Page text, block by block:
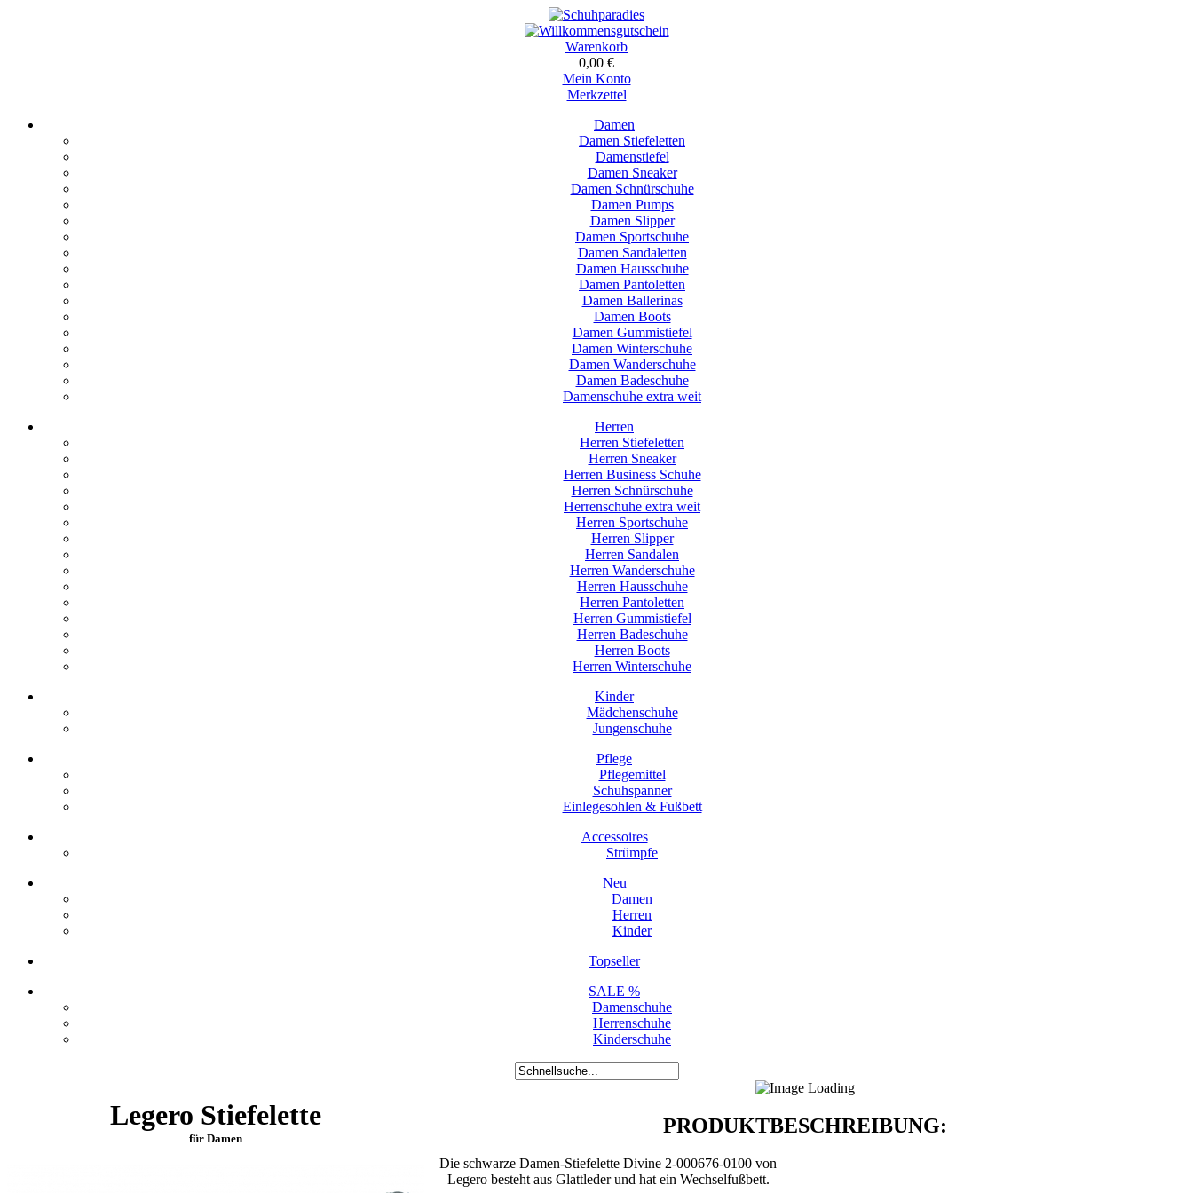
Warenkorb
0,00 €
Mein Konto
Merkzettel
Damen
Damen Stiefeletten
Damenstiefel
Damen Sneaker
Damen Schnürschuhe
Damen Pumps
Damen Slipper
Damen Sportschuhe
Damen Sandaletten
Damen Hausschuhe
Damen Pantoletten
Damen Ballerinas
Damen Boots
Damen Gummistiefel
Damen Winterschuhe
Damen Wanderschuhe
Damen Badeschuhe
Damenschuhe extra weit
Herren
Herren Stiefeletten
Herren Sneaker
Herren Business Schuhe
Herren Schnürschuhe
Herrenschuhe extra weit
Herren Sportschuhe
Herren Slipper
Herren Sandalen
Herren Wanderschuhe
Herren Hausschuhe
Herren Pantoletten
Herren Gummistiefel
Herren Badeschuhe
Herren Boots
Herren Winterschuhe
Kinder
Mädchenschuhe
Jungenschuhe
Pflege
Pflegemittel
Schuhspanner
Einlegesohlen & Fußbett
Accessoires
Strümpfe
Neu
Damen
Herren
Kinder
Topseller
SALE %
Damenschuhe
Herrenschuhe
Kinderschuhe
Legero Stiefelette
für Damen
PRODUKTBESCHREIBUNG:
Die schwarze Damen-Stiefelette Divine 2-000676-0100 von
Legero besteht aus Glattleder und hat ein Wechselfußbett.